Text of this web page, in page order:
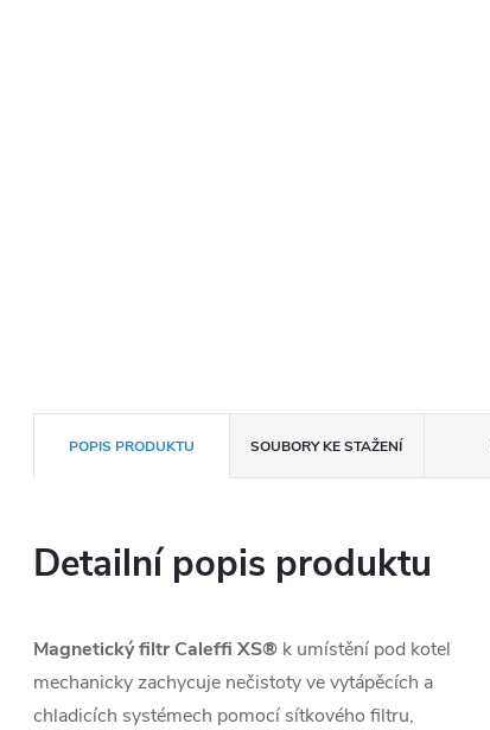
POPIS PRODUKTU SOUBORY KE STAŽENÍ
Detailní popis produktu
Magnetický filtr Caleffi XS® k umístění pod kotel
mechanicky zachycuje nečistoty ve vytápěcích a
chladicích systémech pomocí sítkového filtru,